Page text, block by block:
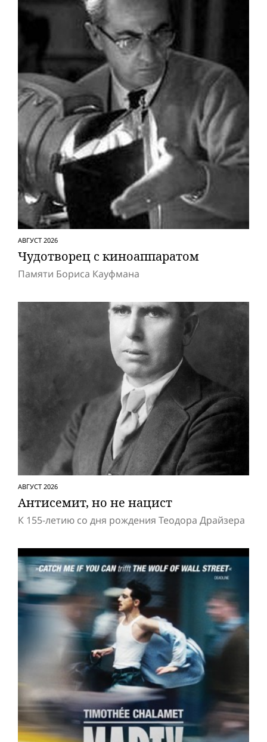
АВГУСТ 2026
Чудотворец с киноаппаратом
Памяти Бориса Кауфмана
АВГУСТ 2026
Антисемит, но не нацист
К 155-летию со дня рождения Теодора Драйзера